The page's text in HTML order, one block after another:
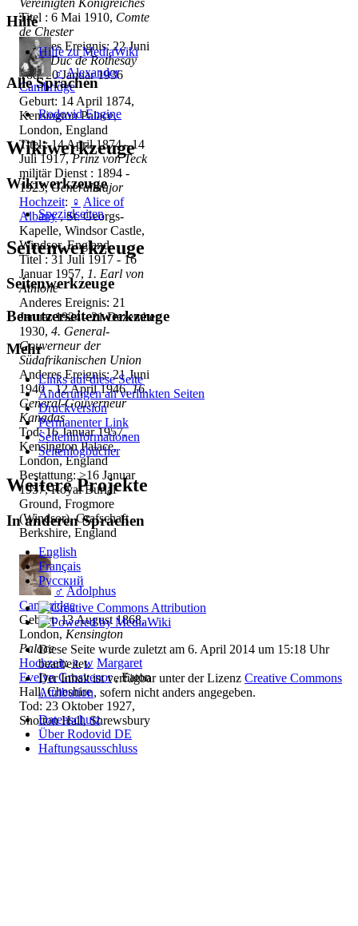
Vereinigten Königreiches
Titel : 6 Mai 1910, Comte
de Chester
Anderes Ereignis: 22 Juni
1911,Duc de Rothesay
Tod: 20 Januar 1936
♂ Alexander
Cambridge
Geburt: 14 April 1874,
Kensington Palace,
London, England
Titel : 14 April 1874 - 14
Juli 1917,Prinz von Teck
militär Dienst : 1894 -
1923,Generalmajor
Hochzeit: ♀ Alice of
Albany, St. Georgs-
Kapelle, Windsor Castle,
Windsor, England
Titel : 31 Juli 1917 - 16
Januar 1957, 1. Earl von
Athlone
Anderes Ereignis: 21
Januar 1924 - 21 Dezember
1930, 4. General-
Gouverneur der
Südafrikanischen Union
Anderes Ereignis: 21 Juni
1940 - 12 April 1946,16.
General-Gouverneur
Kanadas
Tod: 16 Januar 1957,
Kensington Palace,
London, England
Bestattung: >16 Januar
1957, Royal Burial
Ground, Frogmore
(Windsor), Grafschaft
Berkshire, England
♂Adolphus
Cambridge
Geburt: 13 August 1868,
London, Kensington
Palace
Hochzeit:♀ w Margaret
Evelyn Grosvenor, Eaton
Hall, Cheshire
Tod: 23 Oktober 1927,
Shotton Hall, Shrewsbury
Hilfe
Hilfe zu MediaWiki
Alle Sprachen
Rodovid Engine
Wikiwerkzeuge
Wikiwerkzeuge
Spezialseiten
Seitenwerkzeuge
Seitenwerkzeuge
Benutzerseitenwerkzeuge
Mehr
Links auf diese Seite
Änderungen an verlinkten Seiten
Druckversion
Permanenter Link
Seiten­­informationen
Seitenlogbücher
Weitere Projekte
In anderen Sprachen
English
Français
Русский
Diese Seite wurde zuletzt am 6. April 2014 um 15:18 Uhr
bearbeitet.
Der Inhalt ist verfügbar unter der Lizenz Creative Commons
Attribution, sofern nicht anders angegeben.
Datenschutz
Über Rodovid DE
Haftungsausschluss